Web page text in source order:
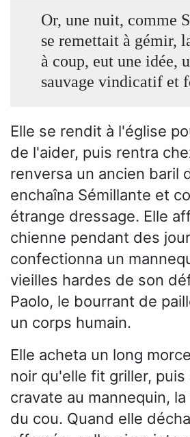
Or, une nuit, comme
se remettait à gémir,
à coup, eut une idée,
sauvage vindicatif et
Elle se rendit à l'église
de l'aider, puis rentra
renversa un ancien baril
enchaîna Sémillante et
étrange dressage. Elle
chienne pendant des
confectionna un
vieilles hardes de son
Paolo, le bourrant de
un corps humain.
Elle acheta un long
noir qu'elle fit griller,
cravate au mannequin,
du cou. Quand elle